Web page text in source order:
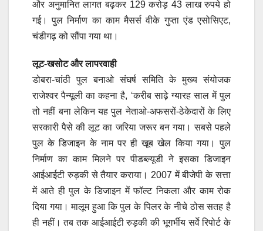
और अनुमानित लागत बढ़कर 129 करोड़ 43 लाख रुपये हो
गई। पुल निर्माण का काम मैसर्स वीके गुप्ता एंड एसोसिएट,
चंडीगढ़ को सौंपा गया था।
लूट-खसोट और लापरवाही
डोबरा-चांठी पुल बनाओ संघर्ष समिति के मुख्य संयोजक
राजेश्वर पैन्यूली का कहना है, ‘करीब साढ़े ग्यारह साल में पुल
तो नहीं बना लेकिन यह पुल नेताओ-अफसरों-ठेकेदारों के लिए
सरकारी पैसे की लूट का जरिया जरूर बन गया। सबसे पहले
पुल के डिजाइन के नाम पर ही खूब खेल किया गया। पुल
निर्माण का काम मिलने पर पीडब्ल्यूडी ने इसका डिजाइन
आईआईटी रुड़की से तैयार कराया। 2007 में बीजेपी के सत्ता
में आते ही पुल के डिजाइन में फॉल्ट निकला और काम रोक
दिया गया। मालूम हुआ कि पुल के पिलर के नीचे ठोस सतह है
ही नहीं। तब तक आईआईटी रुड़की की भूगर्भीय सर्वे रिपोर्ट के